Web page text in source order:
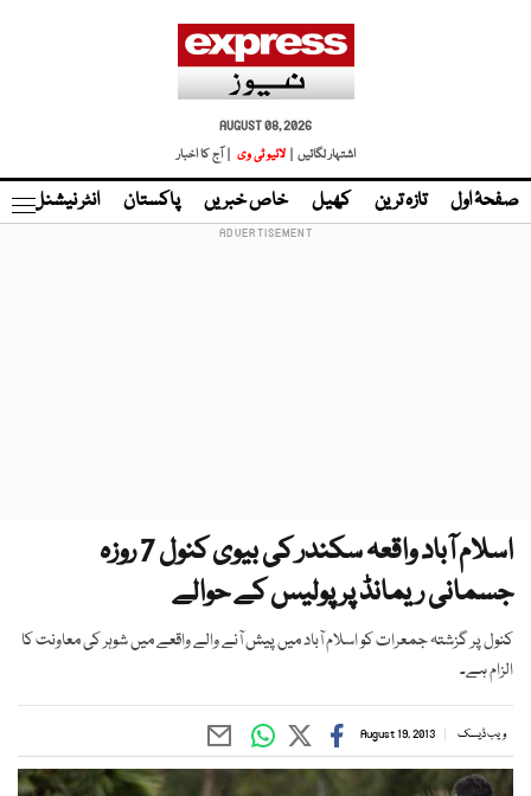
AUGUST 08, 2026
اشتہار لگائیں |
لائیو ٹی وی | آج کا اخبار
صفحۂ اول تازہ ترین کھیل خاص خبریں پاکستان انٹر نیشنل
اسلام آباد واقعہ سکندر کی بیوی کنول 7 روزہ
جسمانی ریمانڈ پر پولیس کے حوالے
کنول پر گزشتہ جمعرات کو اسلام آباد میں پیش آنے والے واقعے میں شوہر کی معاونت کا
الزام ہے۔
ویب ڈیسک August 19, 2013